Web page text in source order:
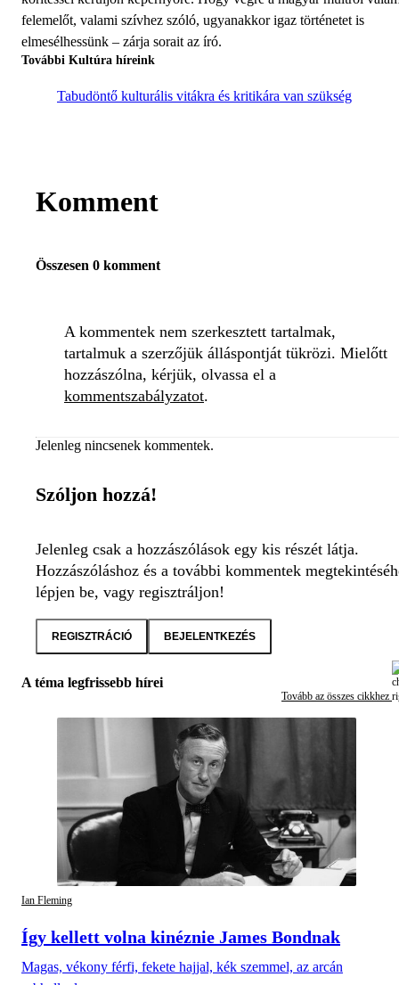
felemelőt, valami szívhez szóló, ugyanakkor igaz történetet is
elmesélhessünk – zárja sorait az író.
További Kultúra híreink
Tabudöntő kulturális vitákra és kritikára van szükség
Komment
Összesen 0 komment
A kommentek nem szerkesztett tartalmak,
tartalmuk a szerzőjük álláspontját tükrözi. Mielőtt
hozzászólna, kérjük, olvassa el a
kommentszabályzatot.
Jelenleg nincsenek kommentek.
Szóljon hozzá!
Jelenleg csak a hozzászólások egy kis részét látja.
Hozzászóláshoz és a további kommentek
lépjen be, vagy regisztráljon!
REGISZTRÁCIÓ BEJELENTKEZÉS
A téma legfrissebb hírei
Tovább az összes cikkhez
Ian Fleming
Így kellett volna kinéznie James Bondnak
Magas, vékony férfi, fekete hajjal, kék szemmel, az arcán